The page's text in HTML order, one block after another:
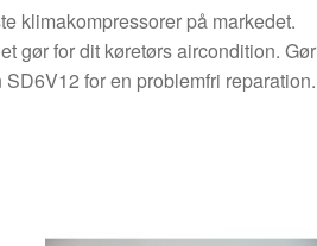
klimakompressorer på markedet.
gør for dit køretørs aircondition. Gør
for en problemfri reparation.